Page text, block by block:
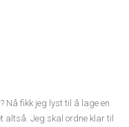
Nå fikk jeg lyst til å lage en
altså. Jeg skal ordne klar til